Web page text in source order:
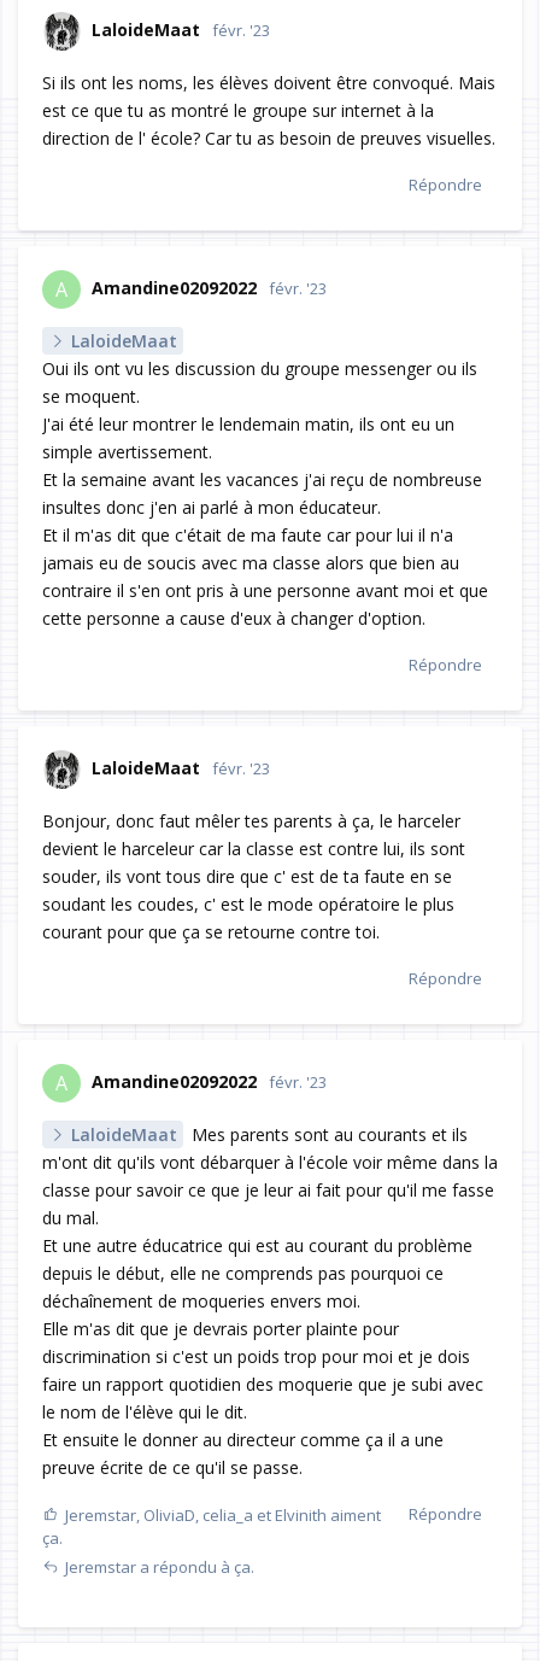
LaloideMaat févr. '23
Si ils ont les noms, les élèves doivent être convoqué. Mais
est ce que tu as montré le groupe sur internet à la
direction de l' école? Car tu as besoin de preuves visuelles.
Répondre
A Amandine02092022 févr. '23
LaloideMaat
Oui ils ont vu les discussion du groupe messenger ou ils
se moquent.
J'ai été leur montrer le lendemain matin, ils ont eu un
simple avertissement.
Et la semaine avant les vacances j'ai reçu de nombreuse
insultes donc j'en ai parlé à mon éducateur.
Et il m'as dit que c'était de ma faute car pour lui il n'a
jamais eu de soucis avec ma classe alors que bien au
contraire il s'en ont pris à une personne avant moi et que
cette personne a cause d'eux à changer d'option.
Répondre
LaloideMaat févr. '23
Bonjour, donc faut mêler tes parents à ça, le harceler
devient le harceleur car la classe est contre lui, ils sont
souder, ils vont tous dire que c' est de ta faute en se
soudant les coudes, c' est le mode opératoire le plus
courant pour que ça se retourne contre toi.
Répondre
A Amandine02092022 févr. '23
LaloideMaat
Mes parents sont au courants et ils
m'ont dit qu'ils vont débarquer à l'école voir même dans la
classe pour savoir ce que je leur ai fait pour qu'il me fasse
du mal.
Et une autre éducatrice qui est au courant du problème
depuis le début, elle ne comprends pas pourquoi ce
déchaînement de moqueries envers moi.
Elle m'as dit que je devrais porter plainte pour
discrimination si c'est un poids trop pour moi et je dois
faire un rapport quotidien des moquerie que je subi avec
le nom de l'élève qui le dit.
Et ensuite le donner au directeur comme ça il a une
preuve écrite de ce qu'il se passe.
Répondre
Jeremstar, OliviaD, celia_a et Elvinith aiment
ça.
Jeremstar a répondu à ça.